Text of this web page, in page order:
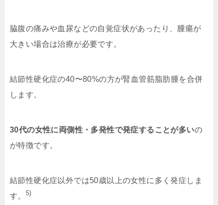
脇腹の痛みや血尿などの自覚症状があったり、腫瘍が
大きい場合は治療が必要です。
結節性硬化症の40〜80%の方が腎血管筋脂肪腫を合併
します。
30代の女性に両側性・多発性で発症することが多いの
が特徴です。
結節性硬化症以外では50歳以上の女性に多く発症しま
す。 5)